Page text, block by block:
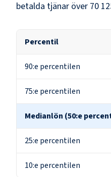
betalda tjänar över 70
Percentil
90:e percentilen
75:e percentilen
Medianlön (50:e
25:e percentilen
10:e percentilen